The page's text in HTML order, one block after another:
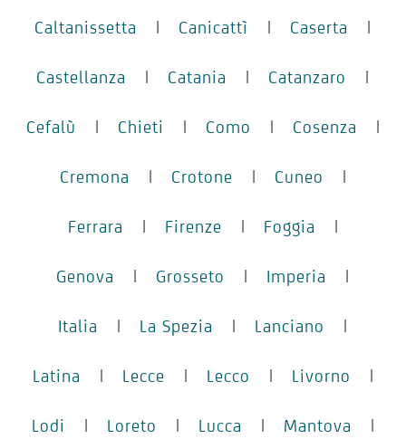
Caltanissetta | Canicattì | Caserta |
Castellanza | Catania | Catanzaro |
Cefalù | Chieti | Como | Cosenza |
Cremona | Crotone | Cuneo |
Ferrara | Firenze | Foggia |
Genova | Grosseto | Imperia |
Italia | La Spezia | Lanciano |
Latina | Lecce | Lecco | Livorno |
Lodi | Loreto | Lucca | Mantova |